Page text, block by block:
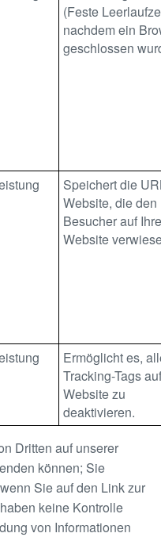
(Feste
nachdem ein
geschlossen
Speichert die
Website, die den
Besucher auf Ihre
Website
Ermöglicht es,
Tracking-Tags
Website zu
deaktivieren.
Dritten auf unserer
können; Sie
Sie auf den Link zur
keine Kontrolle
von Informationen